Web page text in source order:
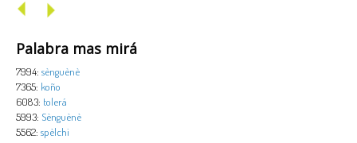
Palabra mas mirá
7994: sènguènè
7365: koño
6083: tolerá
5993: Sènguènè
5562: spèlchi